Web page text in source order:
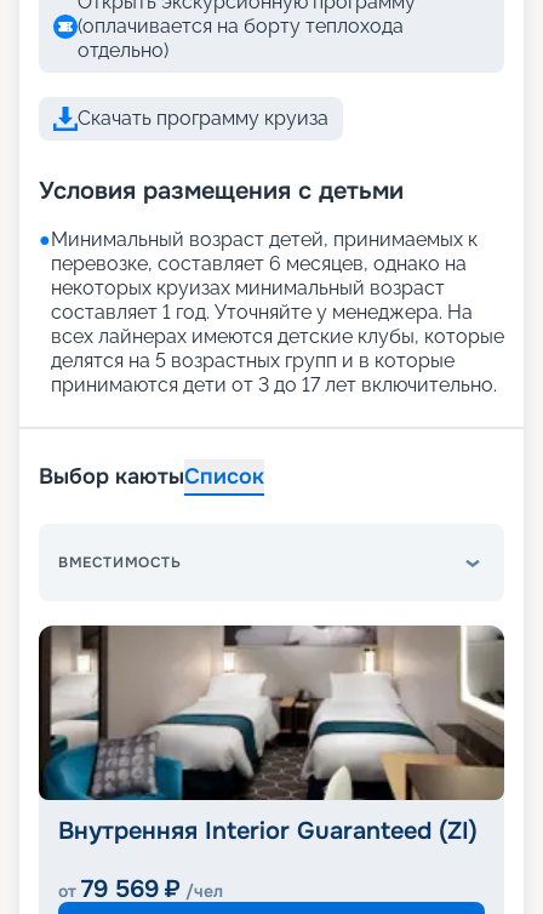
(оплачивается на борту теплохода
отдельно)
Скачать программу круиза
Условия размещения с детьми
●Минимальный возраст детей, принимаемых к
перевозке, составляет 6 месяцев, однако на
некоторых круизах минимальный возраст
составляет 1 год. Уточняйте у менеджера. На
всех лайнерах имеются детские клубы, которые
делятся на 5 возрастных групп и в которые
принимаются дети от 3 до 17 лет включительно.
Выбор каютыСписок
ВМЕСТИМОСТЬ
Внутренняя Interior Guaranteed (ZI)
от 79 569 ₽ /чел